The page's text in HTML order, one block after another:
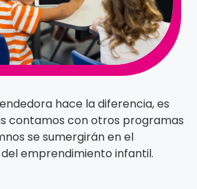
hace la diferencia, es
contamos con otros programas
se sumergirán en el
emprendimiento infantil.